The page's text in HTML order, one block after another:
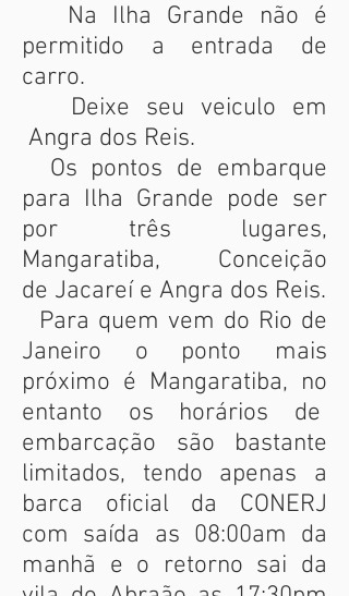
Na Ilha Grande não é
permitido a entrada de
carro.
Deixe seu veiculo em
Angra dos Reis.
Os pontos de embarque
para Ilha Grande pode ser
por três lugares,
Mangaratiba, Conceição
de Jacareí e Angra dos Reis.
Para quem vem do Rio de
Janeiro o ponto mais
próximo é Mangaratiba, no
entanto os horários de
embarcação são bastante
limitados, tendo apenas a
barca oficial da CONERJ
com saída as 08:00am da
manhã e o retorno sai da